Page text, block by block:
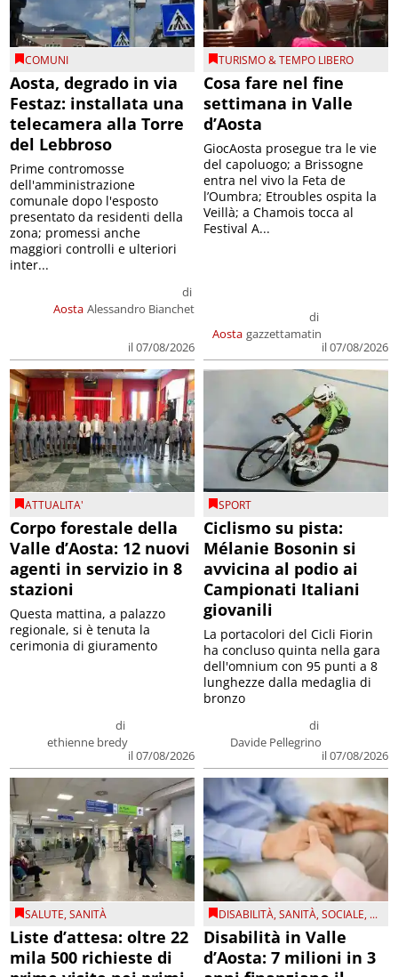
COMUNI
Aosta, degrado in via
Festaz: installata una
telecamera alla Torre
del Lebbroso
Aosta
di
Alessandro Bianchet
il 07/08/2026
Prime contromosse
dell'amministrazione
comunale dopo l'esposto
presentato da residenti della
zona; promessi anche
maggiori controlli e ulteriori
inter...
TURISMO & TEMPO LIBERO
Cosa fare nel fine
settimana in Valle
d’Aosta
Aosta
di
gazzettamatin
il 07/08/2026
GiocAosta prosegue tra le vie
del capoluogo; a Brissogne
entra nel vivo la Feta de
l’Oumbra; Etroubles ospita la
Veillà; a Chamois tocca al
Festival A...
ATTUALITA'
Corpo forestale della
Valle d’Aosta: 12 nuovi
agenti in servizio in 8
stazioni
di
ethienne bredy
il 07/08/2026
Questa mattina, a palazzo
regionale, si è tenuta la
cerimonia di giuramento
SPORT
Ciclismo su pista:
Mélanie Bosonin si
avvicina al podio ai
Campionati Italiani
giovanili
di
Davide Pellegrino
il 07/08/2026
La portacolori del Cicli Fiorin
ha concluso quinta nella gara
dell'omnium con 95 punti a 8
lunghezze dalla medaglia di
bronzo
SALUTE,SANITÀ
Liste d’attesa: oltre 22
mila 500 richieste di
DISABILITÀ,SANITÀ,SOCIALE, ...
Disabilità in Valle
d’Aosta: 7 milioni in 3